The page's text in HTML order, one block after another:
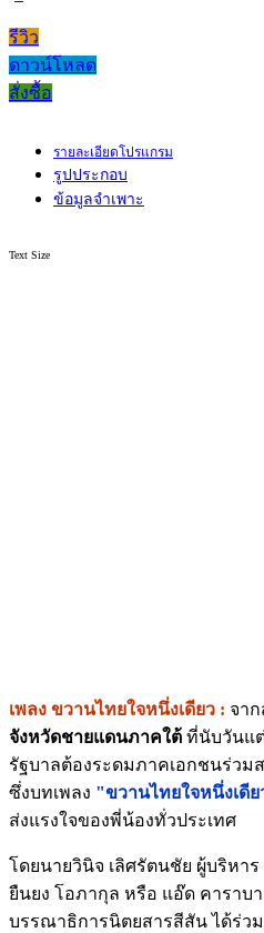
รีวิว
ดาวน์โหลด
สั่งซื้อ
รายละเอียดโปรแกรม
รูปประกอบ
ข้อมูลจำเพาะ
Text Size
เพลง ขวานไทยใจหนึ่งเดียว : จา
จังหวัดชายแดนภาคใต้ ที่นับวันแ
รัฐบาลต้องระดมภาคเอกชนร่วม
ซึ่งบทเพลง "ขวานไทยใจหนึ่งเดีย
ส่งแรงใจของพี่น้องทั่วประเทศ
โดยนายวินิจ เลิศรัตนชัย ผู้บริหา
ยืนยง โอภากุล หรือ แอ๊ด คาราบ
บรรณาธิการนิตยสารสีสัน ได้ร่ว